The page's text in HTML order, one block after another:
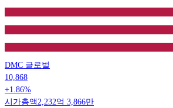
DMC 글로벌
10,868
+1.86%
시가총액 2,232억 3,866만